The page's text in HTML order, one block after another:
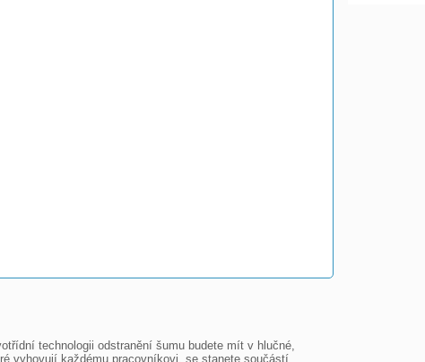
technologii odstranění šumu budete mít v hlučné,
vyhovují každému pracovníkovi, se stanete součástí